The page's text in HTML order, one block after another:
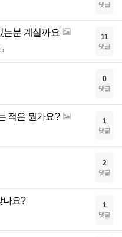
댓글
는분 계실까요 11
댓글
0
댓글
적은 뭔가요? 1
댓글
2
댓글
나요? 1
댓글